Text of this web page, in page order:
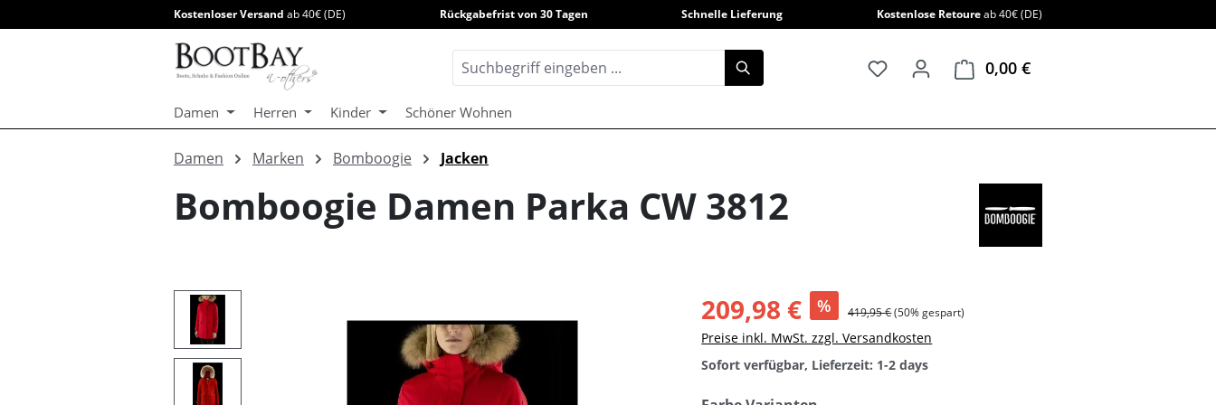
Zur Hauptnavigation springen
Kostenloser Versand ab 40€ (DE) Rückgabefrist von 30 Tagen Schnelle Lieferung Kostenlose Retoureab 40€ (DE)
0,00 €Warenkorb enthält 0
Damen Herren Kinder Schöner Wohnen
Damen Marken Bomboogie Jacken
Bomboogie Damen Parka CW 3812
Bildergalerie überspringen 209,98 € % 419,95 €(50% gespart)
Preise inkl. MwSt. zzgl. Versandkosten
Sofort verfügbar, Lieferzeit: 1-2 days